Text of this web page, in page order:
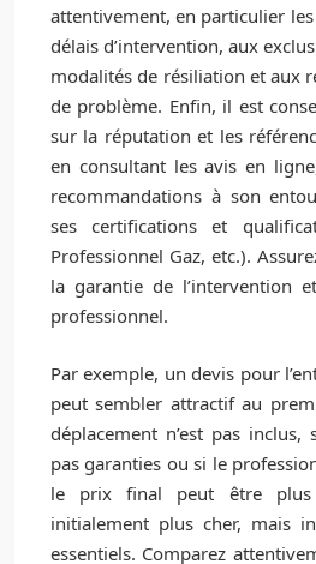
attentivement, en particulier
délais d’intervention, aux
modalités de résiliation et aux
de problème. Enfin, il est
sur la réputation et les
en consultant les avis en
recommandations à son
ses certifications et
Professionnel Gaz, etc.).
la garantie de l’intervention
professionnel.
Par exemple, un devis pour
peut sembler attractif au
déplacement n’est pas
pas garanties ou si le
le prix final peut être plus
initialement plus cher, mais
essentiels. Comparez